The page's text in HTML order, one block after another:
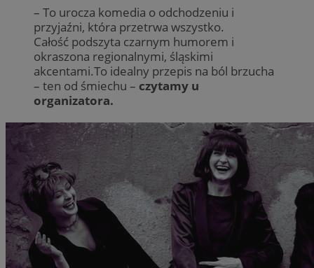
– To urocza komedia o odchodzeniu i
przyjaźni, która przetrwa wszystko.
Całość podszyta czarnym humorem i
okraszona regionalnymi, śląskimi
akcentami.To idealny przepis na ból brzucha
– ten od śmiechu – czytamy u
organizatora.